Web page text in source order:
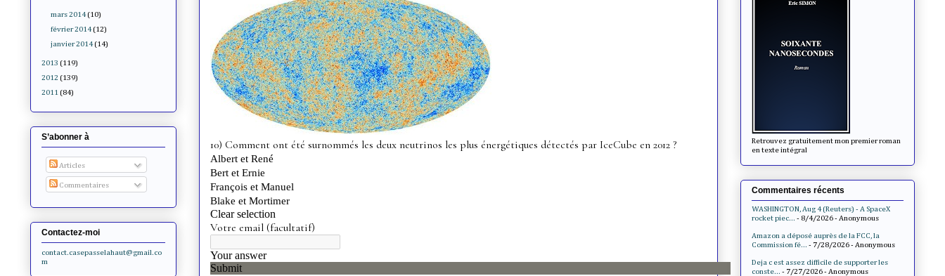
mars 2014 (10)
février 2014 (12)
janvier 2014 (14)
2013 (119)
2012 (139)
2011 (84)
S’abonner à
Articles
Commentaires
Contactez-moi
contact.casepasselahaut@gmail.co
m
Retrouvez gratuitement mon premier roman
en texte intégral
Commentaires récents
WASHINGTON, Aug 4 (Reuters) - A SpaceX
rocket piec... - 8/4/2026- Anonymous
Amazon a déposé auprès de la FCC, la
Commission fé... - 7/28/2026- Anonymous
Deja c est assez difficile de supporter les
conste... - 7/27/2026- Anonymous